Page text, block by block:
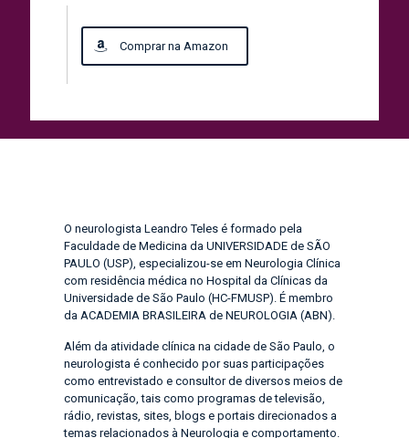
Comprar na Amazon
O neurologista Leandro Teles é formado pela
Faculdade de Medicina da UNIVERSIDADE de SÃO
PAULO (USP), especializou-se em Neurologia Clínica
com residência médica no Hospital da Clínicas da
Universidade de São Paulo (HC-FMUSP). É membro
da ACADEMIA BRASILEIRA de NEUROLOGIA (ABN).
Além da atividade clínica na cidade de São Paulo, o
neurologista é conhecido por suas participações
como entrevistado e consultor de diversos meios de
comunicação, tais como programas de televisão,
rádio, revistas, sites, blogs e portais direcionados a
temas relacionados à Neurologia e comportamento.